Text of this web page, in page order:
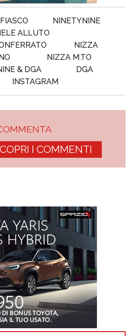
NINETYNINE
ALLUTO
NIZZA
NIZZA M.TO
& DGA
DGA
INSTAGRAM
I COMMENTI